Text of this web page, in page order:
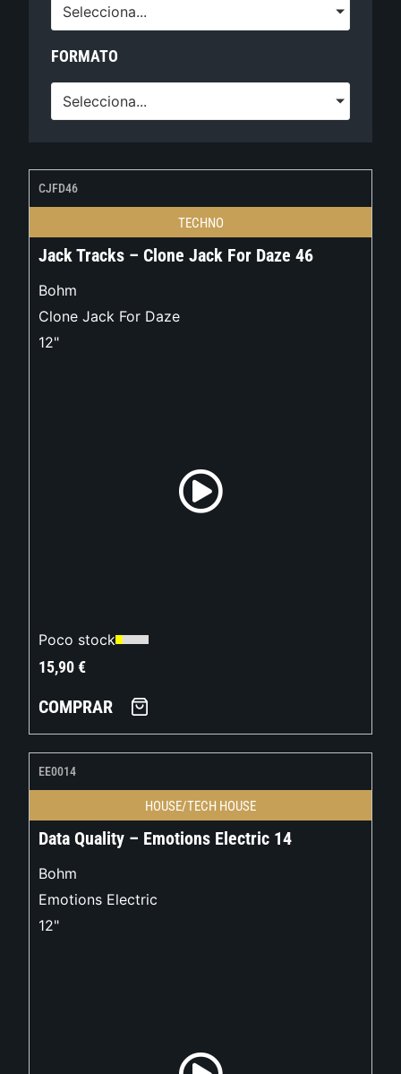
Selecciona...
FORMATO
Selecciona...
CJFD46
TECHNO
Jack Tracks – Clone Jack For Daze 46
Bohm
Clone Jack For Daze
12"
Poco stock
15,90€
COMPRAR
EE0014
HOUSE/TECH HOUSE
Data Quality – Emotions Electric 14
Bohm
Emotions Electric
12"